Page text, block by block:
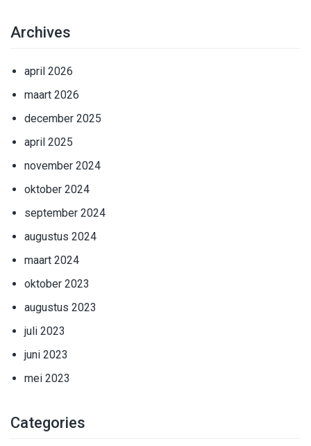
Archives
april 2026
maart 2026
december 2025
april 2025
november 2024
oktober 2024
september 2024
augustus 2024
maart 2024
oktober 2023
augustus 2023
juli 2023
juni 2023
mei 2023
Categories